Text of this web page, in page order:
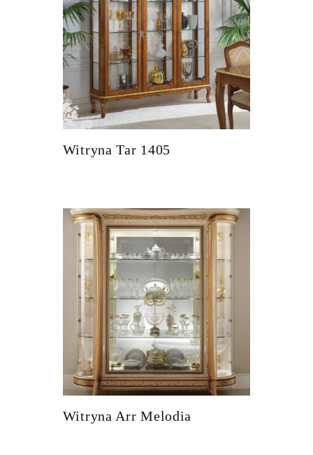
Witryna Tar 1405
Witryna Arr Melodia